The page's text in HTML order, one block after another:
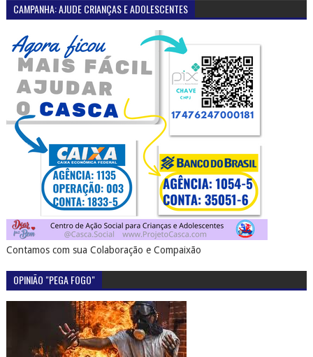
CAMPANHA: AJUDE CRIANÇAS E ADOLESCENTES
Contamos com sua Colaboração e Compaixão
OPINIÃO "PEGA FOGO"